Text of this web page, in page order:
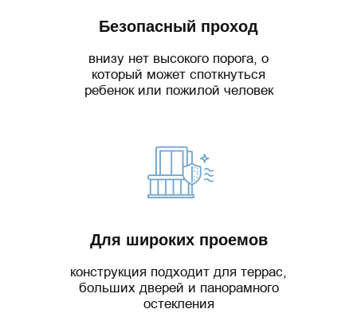
Безопасный проход
внизу нет высокого порога, о
который может споткнуться
ребенок или пожилой человек
Для широких проемов
конструкция подходит для террас,
больших дверей и панорамного
остекления